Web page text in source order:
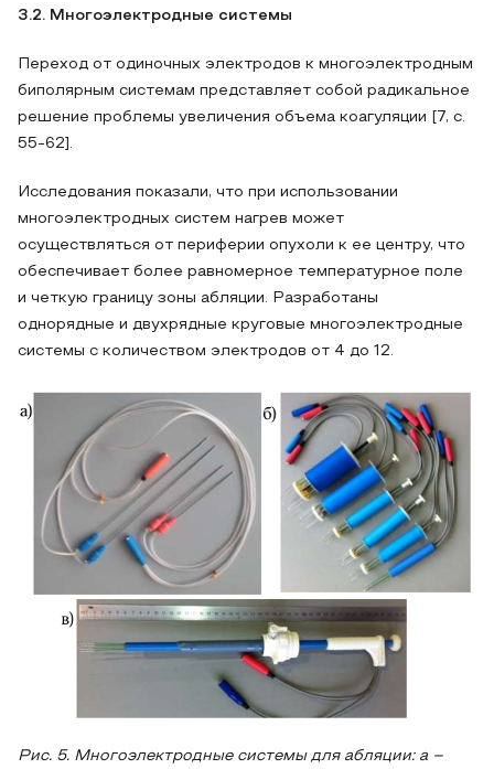
3.2. Многоэлектродные системы
Переход от одиночных электродов к многоэлектродным
биполярным системам представляет собой радикальное
решение проблемы увеличения объема коагуляции [7, с.
55-62].
Исследования показали, что при использовании
многоэлектродных систем нагрев может
осуществляться от периферии опухоли к ее центру, что
обеспечивает более равномерное температурное поле
и четкую границу зоны абляции. Разработаны
однорядные и двухрядные круговые многоэлектродные
системы с количеством электродов от 4 до 12.
Рис. 5. Многоэлектродные системы для абляции: а –